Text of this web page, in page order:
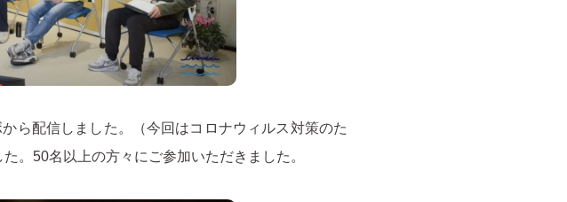
ら配信しました。（今回はコロナウィルス対策のた
。50名以上の方々にご参加いただきました。